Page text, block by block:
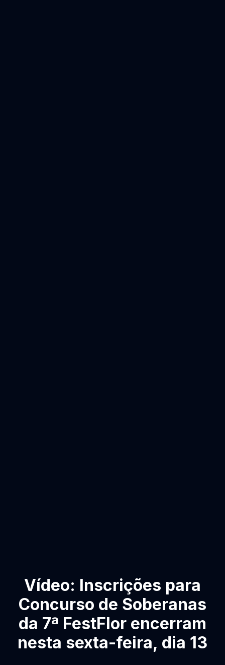
Vídeo: Inscrições para
Concurso de Soberanas
da 7ª FestFlor encerram
nesta sexta-feira, dia 13